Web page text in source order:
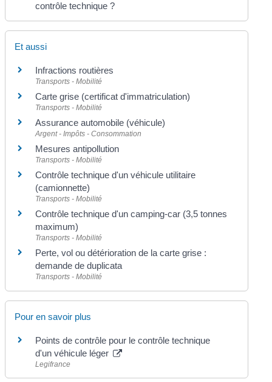
contrôle technique ?
Et aussi
Infractions routières
Transports - Mobilité
Carte grise (certificat d'immatriculation)
Transports - Mobilité
Assurance automobile (véhicule)
Argent - Impôts - Consommation
Mesures antipollution
Transports - Mobilité
Contrôle technique d'un véhicule utilitaire
(camionnette)
Transports - Mobilité
Contrôle technique d'un camping-car (3,5 tonnes
maximum)
Transports - Mobilité
Perte, vol ou détérioration de la carte grise :
demande de duplicata
Transports - Mobilité
Pour en savoir plus
Points de contrôle pour le contrôle technique
d'un véhicule léger
Legifrance